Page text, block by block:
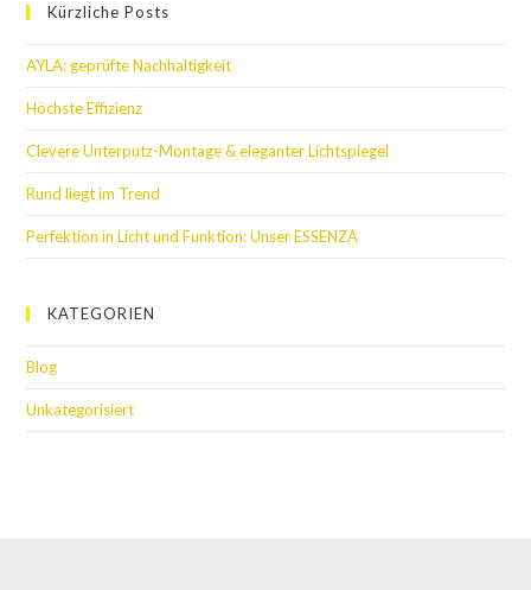
Kürzliche Posts
AYLA: geprüfte Nachhaltigkeit
Höchste Effizienz
Clevere Unterputz-Montage & eleganter Lichtspiegel
Rund liegt im Trend
Perfektion in Licht und Funktion: Unser ESSENZA
KATEGORIEN
Blog
Unkategorisiert